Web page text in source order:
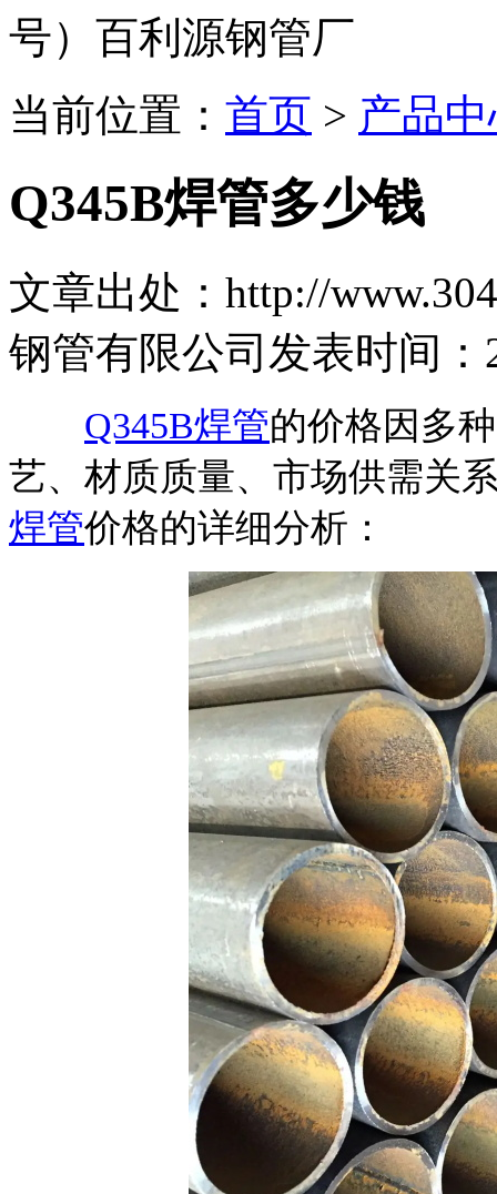
号）百利源钢管厂
当前位置： 首页 > 产品
Q345B焊管多少钱
文章出处：http://
钢管有限公司 发表时间：
Q345B焊管的价格因多
艺、材质质量、市场供需关
焊管价格的详细分析：